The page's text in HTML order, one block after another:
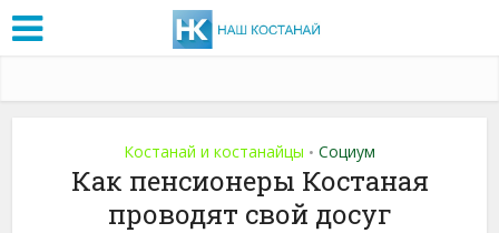
Костанай и костанайцы • Социум
Как пенсионеры Костаная
проводят свой досуг